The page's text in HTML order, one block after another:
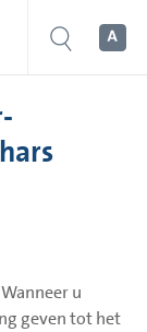
u
geven tot het